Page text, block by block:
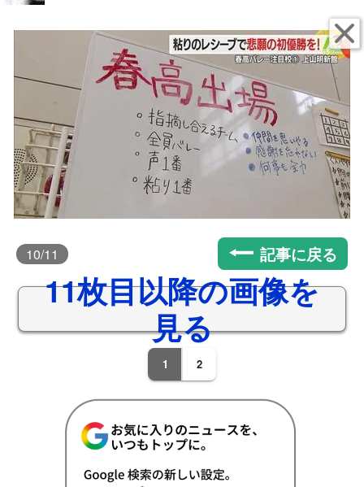
10/11 記事に戻る
11枚目以降の画像を
見る
1 2